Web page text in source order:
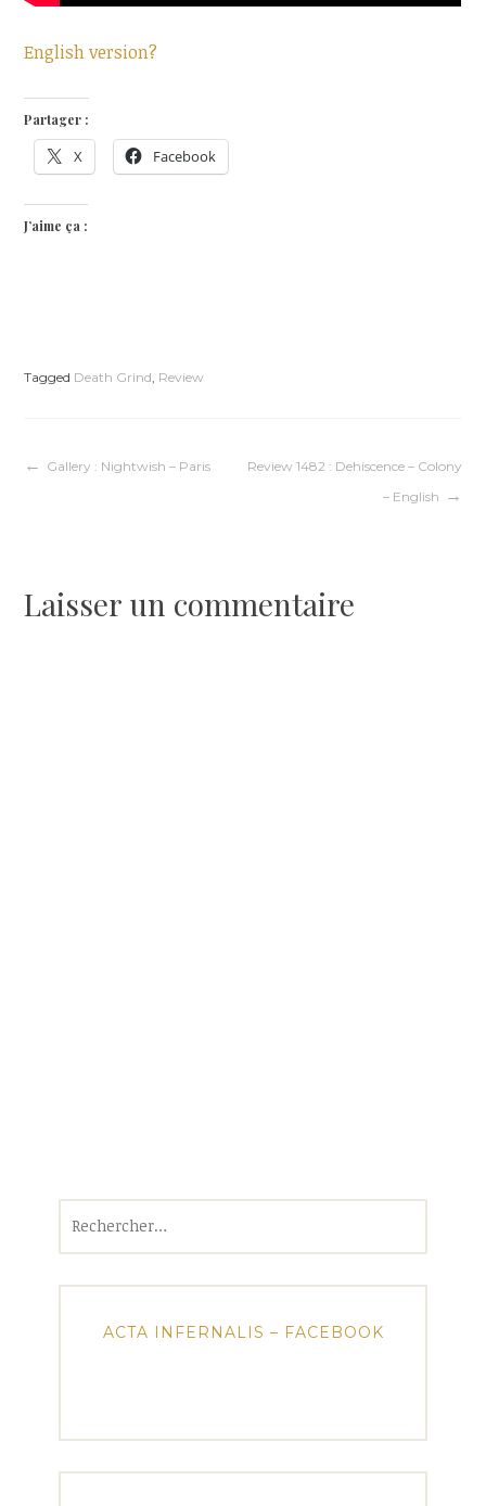
English version?
Partager :
X Facebook
J’aime ça :
Tagged Death Grind Review
Navigation
l’article
Gallery : Nightwish – Paris
Review 1482 : Dehiscence – Colony
– English
Laisser un commentaire
ACTA INFERNALIS – FACEBOOK